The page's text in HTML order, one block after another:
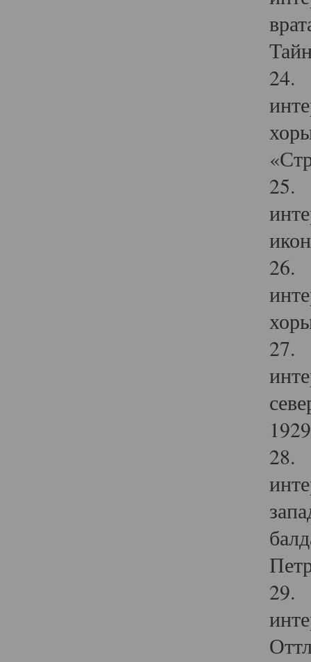
24.
25.
26.
27.
28.
29.